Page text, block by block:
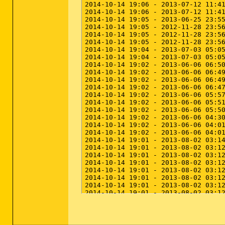
==================== Services
(If an entry is included in the
R2 avast! Antivirus; C:\Program
R2 MBAMScheduler; C:\Program
R2 MBAMService; C:\Program Files
R2 PassThru Service; C:\Program
R2 VIAKaraokeService;
==================== Drivers
(If an entry is included in the
R2 aswHwid;
R2 aswMonFlt;
R1 aswRdr;
R0 aswRvrt;
R1 aswSnx;
R1 aswSP;
R2 aswStm;
R0 aswVmm;
R1 dtsoftbus01;
S3 HtcVCom32;
R3 MBAMProtector;